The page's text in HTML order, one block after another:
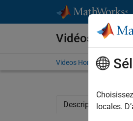
Vidéos
Videos Home Search
Description Full
locales.